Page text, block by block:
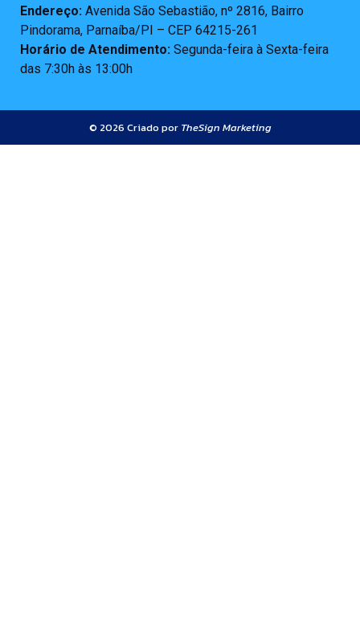
Endereço: Avenida São Sebastião, nº 2816, Bairro
Pindorama, Parnaíba/PI – CEP 64215-261
Horário de Atendimento: Segunda-feira à Sexta-feira
das 7:30h às 13:00h
© 2026 Criado por TheSign Marketing